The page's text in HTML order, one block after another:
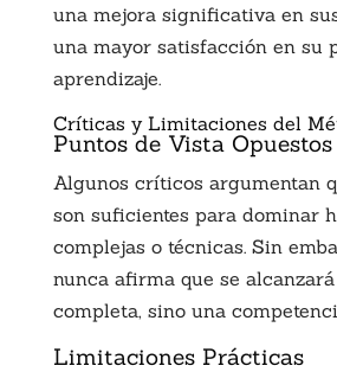
una mejora significativa en
una mayor satisfacción en su
aprendizaje.
Críticas y Limitaciones del
Puntos de Vista Opuestos
Algunos críticos argumentan
son suficientes para dominar
complejas o técnicas. Sin
nunca afirma que se
completa, sino una
Limitaciones Prácticas